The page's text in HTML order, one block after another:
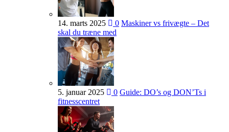
14. marts 2025 0 Maskiner vs frivægte – Det
skal du træne med
5. januar 2025 0 Guide: DO’s og DON’Ts i
fitnesscentret